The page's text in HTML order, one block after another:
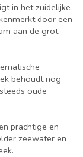
in het zuidelijke
door een
aan de grot
behoudt nog
oude
prachtige en
zeewater en